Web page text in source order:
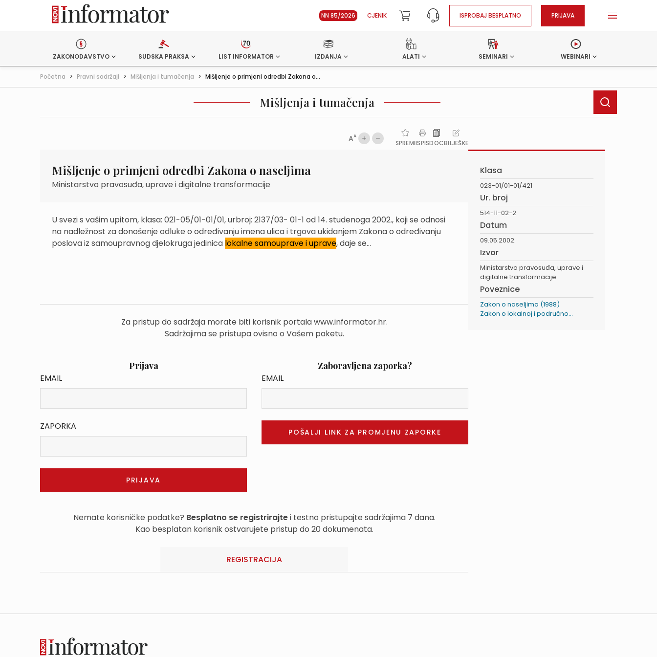
NN 85/2026 CJENIK ISPROBAJ BESPLATNO PRIJAVA
ZAKONODAVSTVO SUDSKA PRAKSA LIST INFORMATOR IZDANJA ALATI SEMINARI WEBINARI
Početna > Pravni sadržaji > Mišljenja i tumačenja > Mišljenje o primjeni odredbi Zakona o...
Mišljenja i tumačenja
AA
SPREMIISPISDOCBILJEŠKE
Mišljenje o primjeni odredbi Zakona o naseljima
Ministarstvo pravosuđa, uprave i digitalne transformacije
U svezi s vašim upitom, klasa: 021-05/01-01/01, urbroj: 2137/03- 01-1 od 14. studenoga 2002., koji se odnosi
na nadležnost za donošenje odluke o određivanju imena ulica i trgova ukidanjem Zakona o određivanju
poslova iz samoupravnog djelokruga jedinica lokalne samouprave i uprave, daje se...
Za pristup do sadržaja morate biti korisnik portala www.informator.hr.
Sadržajima se pristupa ovisno o Vašem paketu.
Prijava
EMAIL
ZAPORKA
Zaboravljena zaporka?
EMAIL
Nemate korisničke podatke? Besplatno se registrirajtei testno pristupajte sadržajima 7 dana.
Kao besplatan korisnik ostvarujete pristup do 20 dokumenata.
REGISTRACIJA
Klasa
023-01/01-01/421
Ur. broj
514-11-02-2
Datum
09.05.2002.
Izvor
Ministarstvo pravosuđa, uprave i
digitalne transformacije
Poveznice
Zakon o naseljima (1988)
Zakon o lokalnoj i područno...